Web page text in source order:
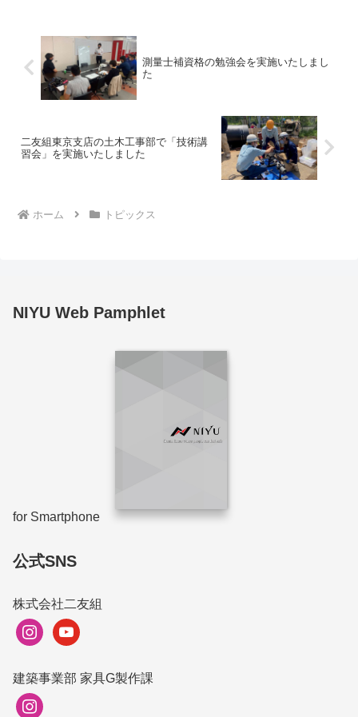
測量士補資格の勉強会を実施いたしまし
た
二友組東京支店の土木工事部で「技術講
習会」を実施いたしました
ホーム トピックス
NIYU Web Pamphlet
for Smartphone
公式SNS
株式会社二友組
instagramyoutube
建築事業部 家具G製作課
instagram